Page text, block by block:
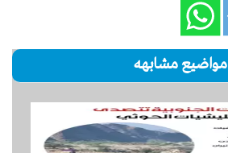
مواضيع مشابهه